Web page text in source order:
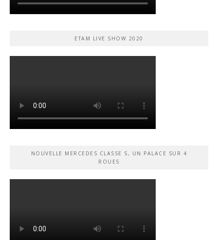
ETAM LIVE SHOW 2020
NOUVELLE MERCEDES CLASSE S, UN PALACE SUR 4
ROUES